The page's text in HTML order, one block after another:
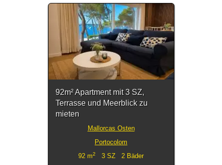
92m² Apartment mit 3 SZ,
Terrasse und Meerblick zu
mieten
Mallorcas Osten
Portocolom
92 m2 3 SZ 2 Bäder